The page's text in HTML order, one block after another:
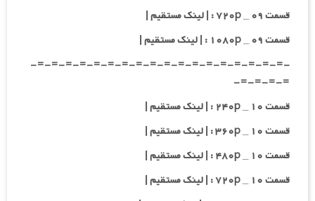
قسمت ۰۹ _ ۷۲۰p : | لینک مستقیم |
قسمت ۰۹ _ ۱۰۸۰p : | لینک مستقیم |
-=-=-=-=-=-=-=-=-=-=-=-=-=-=-=-=-=-=-
=-=-=-=-
قسمت ۱۰ _ ۲۴۰p : | لینک مستقیم |
قسمت ۱۰ _ ۳۶۰p : | لینک مستقیم |
قسمت ۱۰ _ ۴۸۰p : | لینک مستقیم |
قسمت ۱۰ _ ۷۲۰p : | لینک مستقیم |